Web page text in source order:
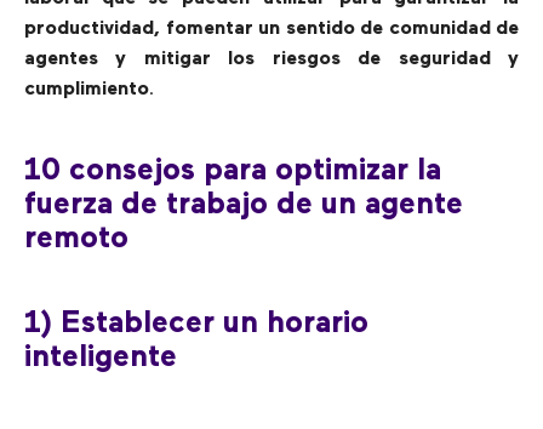
productividad, fomentar un sentido de comunidad de
agentes y mitigar los riesgos de seguridad y
cumplimiento.
10 consejos para optimizar la
fuerza de trabajo de un agente
remoto
1) Establecer un horario
inteligente